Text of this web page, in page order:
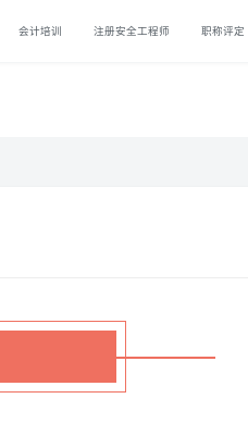
会计培训 注册安全工程师 职称评定